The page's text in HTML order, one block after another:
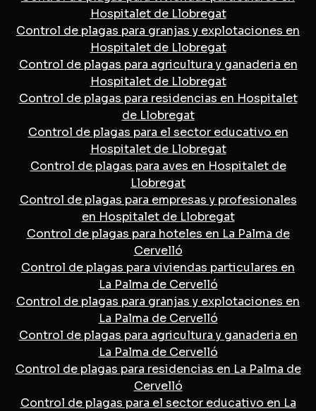
Hospitalet de Llobregat
Control de plagas para granjas y explotaciones en
Hospitalet de Llobregat
Control de plagas para agricultura y ganaderia en
Hospitalet de Llobregat
Control de plagas para residencias en Hospitalet
de Llobregat
Control de plagas para el sector educativo en
Hospitalet de Llobregat
Control de plagas para aves en Hospitalet de
Llobregat
Control de plagas para empresas y profesionales
en Hospitalet de Llobregat
Control de plagas para hoteles en La Palma de
Cervelló
Control de plagas para viviendas particulares en
La Palma de Cervelló
Control de plagas para granjas y explotaciones en
La Palma de Cervelló
Control de plagas para agricultura y ganaderia en
La Palma de Cervelló
Control de plagas para residencias en La Palma de
Cervelló
Control de plagas para el sector educativo en La